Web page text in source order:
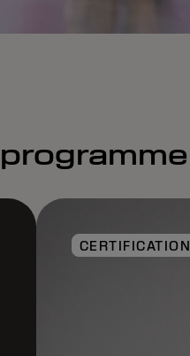
CERTIFICATION